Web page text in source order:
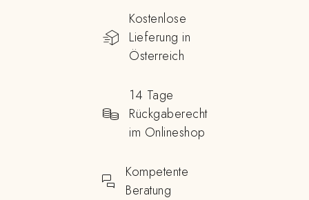
Kostenlose
Lieferung in
Österreich
14 Tage
Rückgaberecht
im Onlineshop
Kompetente
Beratung